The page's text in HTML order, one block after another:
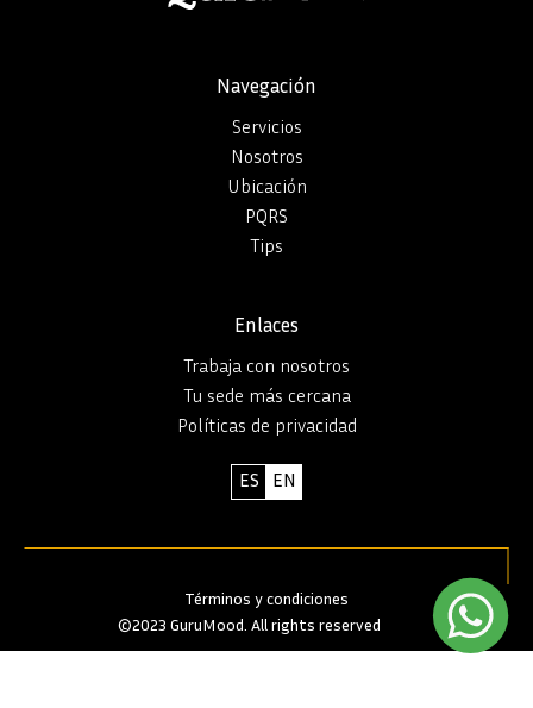
Navegación
Servicios
Nosotros
Ubicación
PQRS
Tips
Enlaces
Trabaja con nosotros
Tu sede más cercana
Políticas de privacidad
ES EN
Términos y condiciones
©2023 GuruMood. All rights reserved